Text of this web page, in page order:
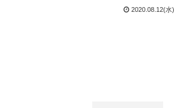
2020.08.12(水)